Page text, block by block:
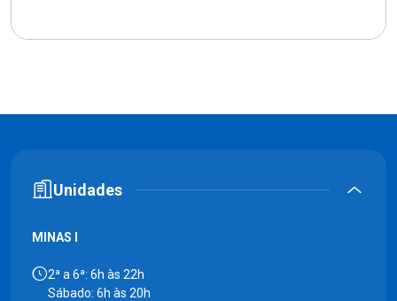
Unidades
MINAS I
2ª a 6ª: 6h às 22h
Sábado: 6h às 20h